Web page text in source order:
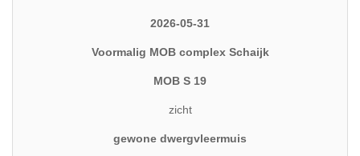
2026-05-31
Voormalig MOB complex Schaijk
MOB S 19
zicht
gewone dwergvleermuis